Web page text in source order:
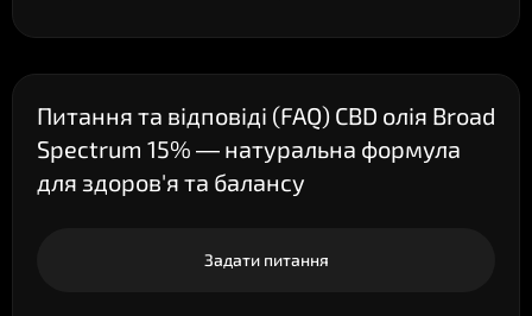
Питання та відповіді (FAQ) CBD олія Broad
Spectrum 15% — натуральна формула
для здоров'я та балансу
Задати питання